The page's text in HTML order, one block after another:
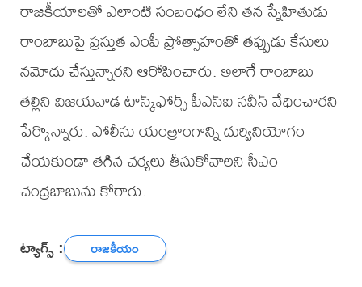
రాజకీయాలతో ఎలాంటి సంబంధం లేని తన స్నేహితుడు
రాంబాబుపై ప్రస్తుత ఎంపీ ప్రోత్సాహంతో తప్పుడు కేసులు
నమోదు చేస్తున్నారని ఆరోపించారు. అలాగే రాంబాబు
తల్లిని విజయవాడ టాస్క్‌ఫోర్స్ పీఎస్ఐ నవీన్ వేధించారని
పేర్కొన్నారు. పోలీసు యంత్రాంగాన్ని దుర్వినియోగం
చేయకుండా తగిన చర్యలు తీసుకోవాలని సీఎం
చంద్రబాబును కోరారు.
ట్యాగ్స్ : రాజకీయం